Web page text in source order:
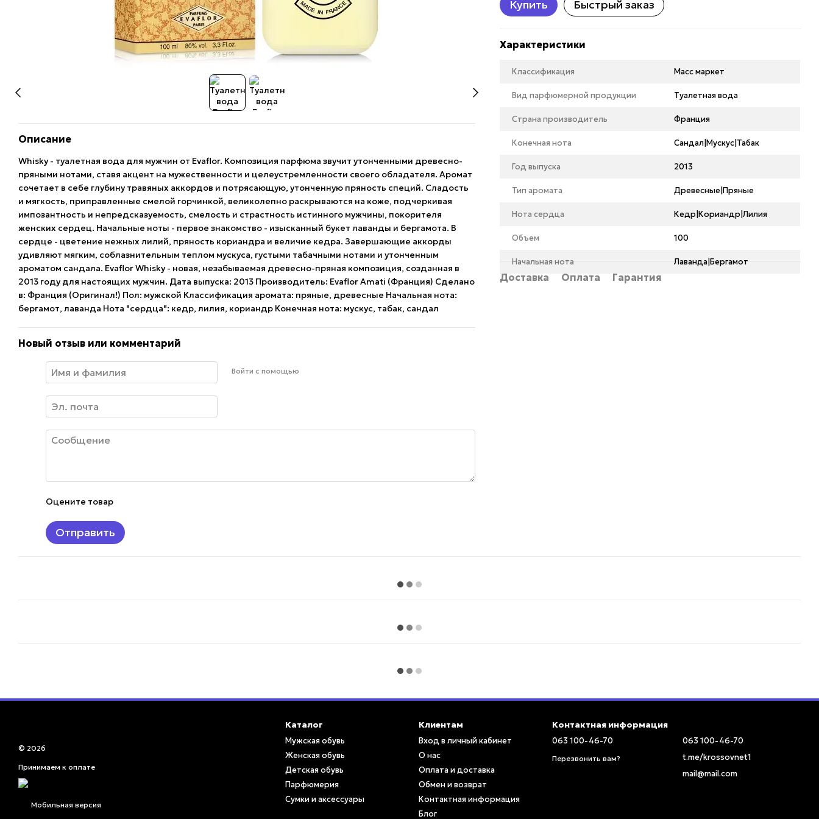
Описание
Whisky - туалетная вода для мужчин от Evaflor. Композиция парфюма звучит утонченными древесно-
пряными нотами, ставя акцент на мужественности и целеустремленности своего обладателя. Аромат
сочетает в себе глубину травяных аккордов и потрясающую, утонченную пряность специй. Сладость
и мягкость, приправленные смелой горчинкой, великолепно раскрываются на коже, подчеркивая
импозантность и непредсказуемость, смелость и страстность истинного мужчины, покорителя
женских сердец. Начальные ноты - первое знакомство - изысканный букет лаванды и бергамота. В
сердце - цветение нежных лилий, пряность кориандра и величие кедра. Завершающие аккорды
удивляют мягким, соблазнительным теплом мускуса, густыми табачными нотами и утонченным
ароматом сандала. Evaflor Whisky - новая, незабываемая древесно-пряная композиция, созданная в
2013 году для настоящих мужчин. Дата выпуска: 2013 Производитель: Evaflor Amati (Франция) Сделано
в: Франция (Оригинал!) Пол: мужской Классификация аромата: пряные, древесные Начальная нота:
бергамот, лаванда Нота "сердца": кедр, лилия, кориандр Конечная нота: мускус, табак, сандал
Новый отзыв или комментарий
Войти с помощью
Оцените товар
Отправить
Купить Быстрый заказ
Характеристики
Классификация Масс маркет
Вид парфюмерной продукции Туалетная вода
Страна производитель Франция
Конечная нота Сандал|Мускус|Табак
Год выпуска 2013
Тип аромата Древесные|Пряные
Нота сердца Кедр|Кориандр|Лилия
Объем 100
Начальная нота Лаванда|Бергамот
Доставка Оплата Гарантия
© 2026
Принимаем к оплате
Мобильная версия
Каталог
Мужская обувь
Женская обувь
Детская обувь
Парфюмерия
Сумки и аксессуары
Клиентам
Вход в личный кабинет
О нас
Оплата и доставка
Обмен и возврат
Контактная информация
Блог
Контактная информация
063 100-46-70
Перезвонить вам?
063 100-46-70
t.me/krossovnet1
mail@mail.com